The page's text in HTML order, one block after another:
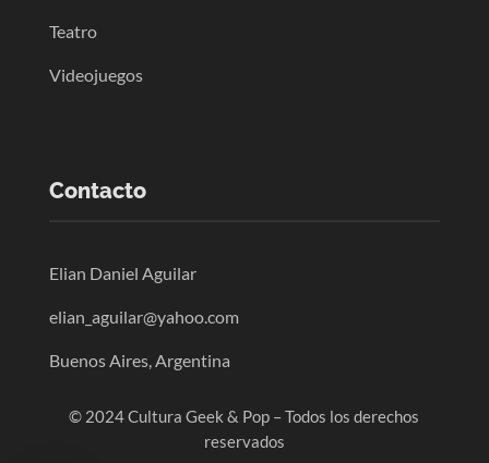
Teatro
Videojuegos
Contacto
Elian Daniel Aguilar
elian_aguilar@yahoo.com
Buenos Aires, Argentina
© 2024 Cultura Geek & Pop – Todos los derechos
reservados